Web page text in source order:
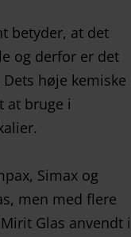
betyder, at det
og derfor er det
høje kemiske
at bruge i